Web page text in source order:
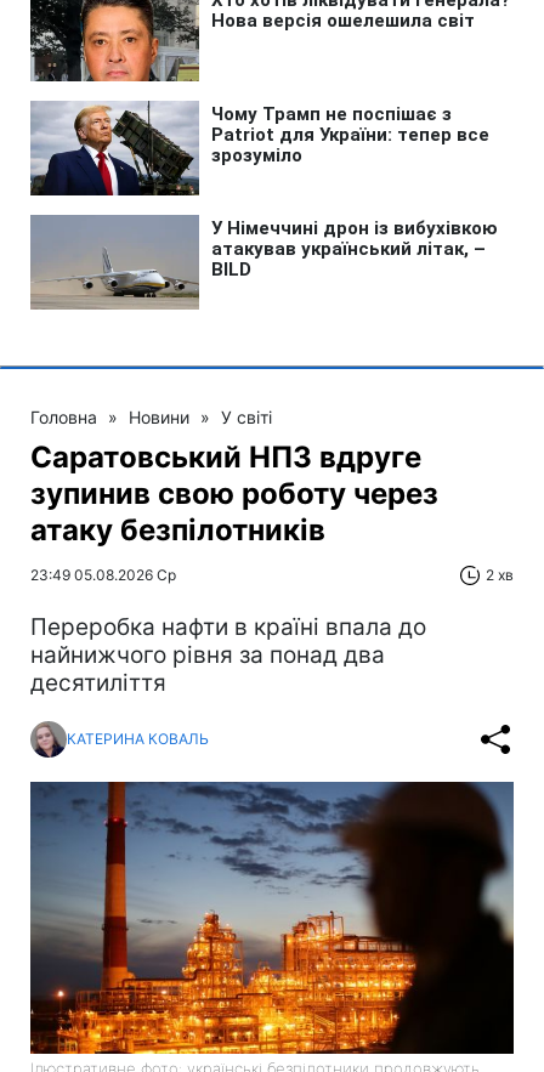
Головна » Новини » У світі
Саратовський НПЗ вдруге
зупинив свою роботу через
атаку безпілотників
23:49 05.08.2026 Ср 2 хв
Переробка нафти в країні впала до
найнижчого рівня за понад два
десятиліття
КАТЕРИНА КОВАЛЬ
Ілюстративне фото: українські безпілотники продовжують